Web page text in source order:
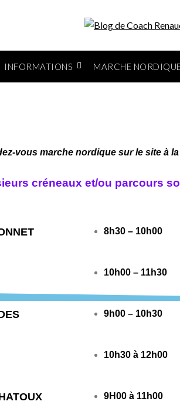
INFORMATIONS MARCHE
vous marche nordique sur le site à
créneaux et/ou parcours
8h30 – 10h00
10h00 – 11h30
9h00 – 10h30
10h30 à 12h00
9H00 à 11h00